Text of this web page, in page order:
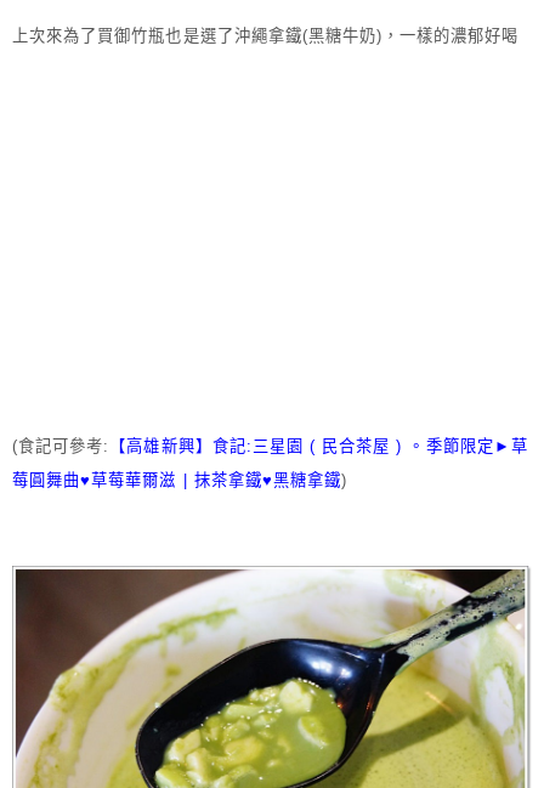
上次來為了買御竹瓶也是選了沖繩拿鐵(黑糖牛奶)，一樣的濃郁好喝
(食記可參考:
【高雄新興】食記:三星園 ( 民合茶屋 ) 。季節限定►草
莓圓舞曲♥草莓華爾滋 | 抹茶拿鐵♥黑糖拿鐵)